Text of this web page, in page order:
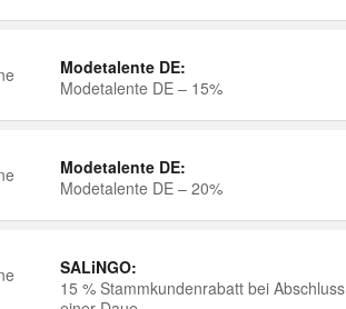
Modetalente DE:
Modetalente DE – 15%
Modetalente DE:
Modetalente DE – 20%
SALiNGO:
15 % Stammkundenrabatt bei Abschluss